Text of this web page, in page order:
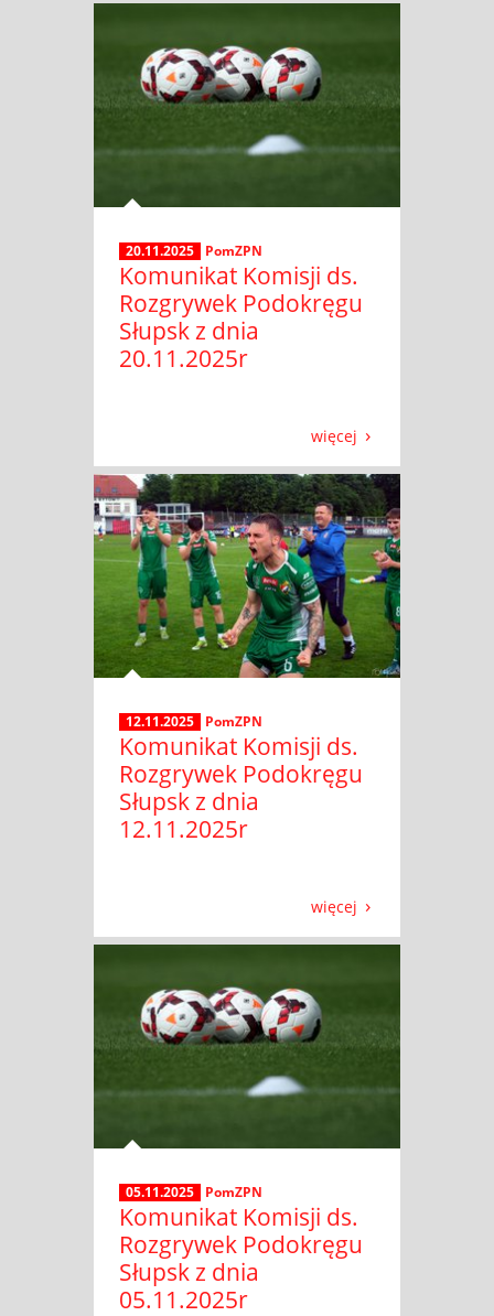
20.11.2025 PomZPN
Komunikat Komisji ds.
Rozgrywek Podokręgu
Słupsk z dnia
20.11.2025r
więcej
12.11.2025 PomZPN
Komunikat Komisji ds.
Rozgrywek Podokręgu
Słupsk z dnia
12.11.2025r
więcej
05.11.2025 PomZPN
Komunikat Komisji ds.
Rozgrywek Podokręgu
Słupsk z dnia
05.11.2025r